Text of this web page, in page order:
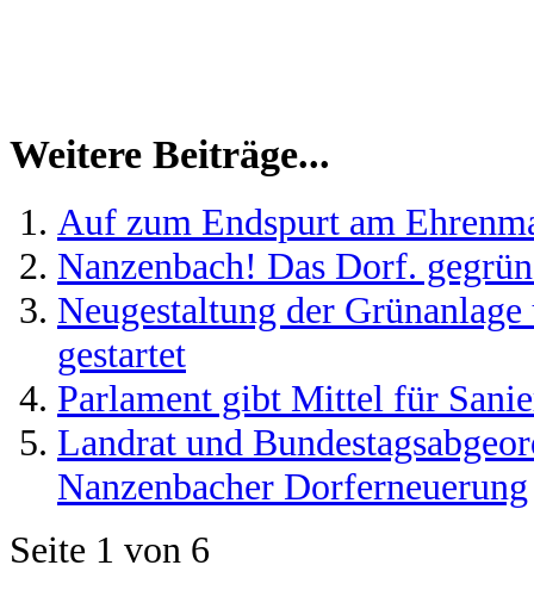
Weitere Beiträge...
Auf zum Endspurt am
Nanzenbach! Das Dorf.
Neugestaltung der
gestartet
Parlament gibt Mittel für
Landrat und
Nanzenbacher Dorferneuerung
Seite 1 von 6